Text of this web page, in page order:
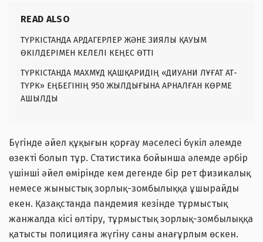
READ ALSO
ТҮРКІСТАНДА АРДАГЕРЛЕР ЖӘНЕ ЗИЯЛЫ ҚАУЫМ
ӨКІЛДЕРІМЕН КЕЛЕЛІ КЕҢЕС ӨТТІ
ТҮРКІСТАНДА МАХМҰД ҚАШҚАРИДІҢ «ДИУАНИ ЛҰҒАТ АТ-
ТҮРК» ЕҢБЕГІНІҢ 950 ЖЫЛДЫҒЫНА АРНАЛҒАН КӨРМЕ
АШЫЛДЫ
Бүгінде әйел құқығын қорғау мәселесі бүкіл әлемде
өзекті болып тұр. Статистика бойынша әлемде әрбір
үшінші әйел өмірінде кем дегенде бір рет физикалық
немесе жыныстық зорлық-зомбылыққа ұшырайды
екен. Қазақстанда пандемия кезінде тұрмыстық
жанжалда кісі өлтіру, тұрмыстық зорлық-зомбылыққа
қатысты полицияға жүгіну саны анағұрлым өскен.